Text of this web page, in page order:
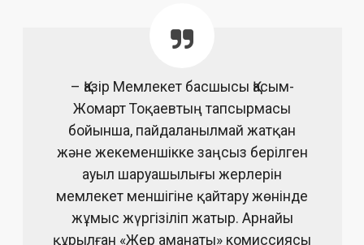
– Қазір Мемлекет басшысы Қасым-
Жомарт Тоқаевтың тапсырмасы
бойын­ша, пайдаланылмай жатқан
және жекеменшікке заңсыз берілген
ауыл шаруа­шылығы жерлерін
мемлекет меншігіне қайтару жөнінде
жұмыс жүргізіліп жатыр. Арнайы
құрылған «Жер аманаты» комиссиясы